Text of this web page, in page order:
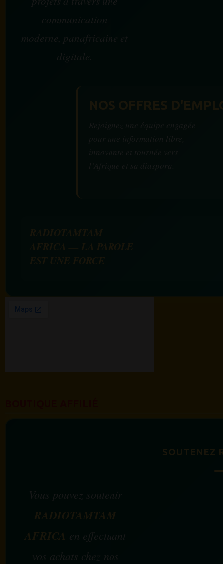
communication
moderne, panafricaine et
digitale.
SOUTENEZ
Vous pouvez soutenir
RADIOTAMTAM
AFRICA en effectuant
vos achats chez nos